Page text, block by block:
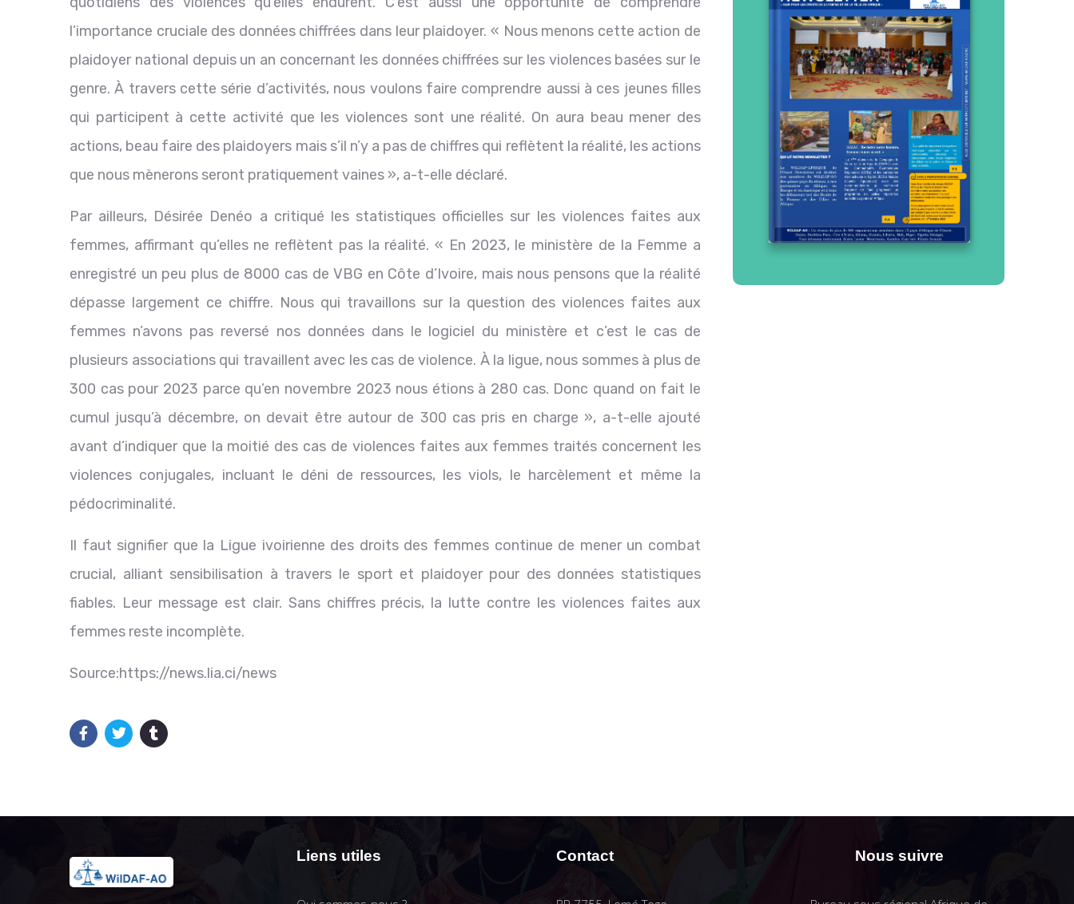
l’importance cruciale des données chiffrées dans leur plaidoyer. « Nous menons cette action de
plaidoyer national depuis un an concernant les données chiffrées sur les violences basées sur le
genre. À travers cette série d’activités, nous voulons faire comprendre aussi à ces jeunes filles
qui participent à cette activité que les violences sont une réalité. On aura beau mener des
actions, beau faire des plaidoyers mais s’il n’y a pas de chiffres qui reflètent la réalité, les actions
que nous mènerons seront pratiquement vaines », a-t-elle déclaré.
Par ailleurs, Désirée Denéo a critiqué les statistiques officielles sur les violences faites aux
femmes, affirmant qu’elles ne reflètent pas la réalité. « En 2023, le ministère de la Femme a
enregistré un peu plus de 8000 cas de VBG en Côte d’Ivoire, mais nous pensons que la réalité
dépasse largement ce chiffre. Nous qui travaillons sur la question des violences faites aux
femmes n’avons pas reversé nos données dans le logiciel du ministère et c’est le cas de
plusieurs associations qui travaillent avec les cas de violence. À la ligue, nous sommes à plus de
300 cas pour 2023 parce qu’en novembre 2023 nous étions à 280 cas. Donc quand on fait le
cumul jusqu’à décembre, on devait être autour de 300 cas pris en charge », a-t-elle ajouté
avant d’indiquer que la moitié des cas de violences faites aux femmes traités concernent les
violences conjugales, incluant le déni de ressources, les viols, le harcèlement et même la
pédocriminalité.
Il faut signifier que la Ligue ivoirienne des droits des femmes continue de mener un combat
crucial, alliant sensibilisation à travers le sport et plaidoyer pour des données statistiques
fiables. Leur message est clair. Sans chiffres précis, la lutte contre les violences faites aux
femmes reste incomplète.
Source:https://news.lia.ci/news
Liens utiles Contact Nous suivre